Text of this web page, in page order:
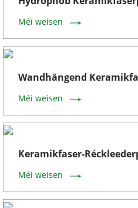
Méi weisen
Wandhängend
Méi weisen
Keramikfaser-
Méi weisen